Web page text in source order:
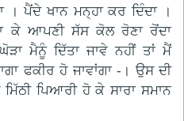
ਪੈਂਦੇ ਖਾਨ ਮਨ੍ਹਾ ਕਰ ਦਿੰਦਾ ।
ਕੇ ਆਪਣੀ ਸੱਸ ਕੋਲ ਰੋਣਾ ਰੋਂਦਾ
ਮੈਨੂੰ ਦਿੱਤਾ ਜਾਵੇ ਨਹੀਂ ਤਾਂ ਮੈਂ
ਫਕੀਰ ਹੋ ਜਾਵਾਂਗਾ -। ਉਸ ਦੀ
ਪਿਆਰੀ ਹੋ ਕੇ ਸਾਰਾ ਸਮਾਨ